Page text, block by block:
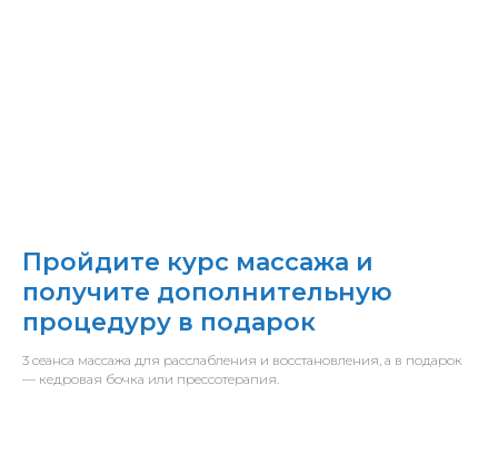
Пройдите курс массажа и
получите дополнительную
процедуру в подарок
3 сеанса массажа для расслабления и восстановления, а в подарок
— кедровая бочка или прессотерапия.